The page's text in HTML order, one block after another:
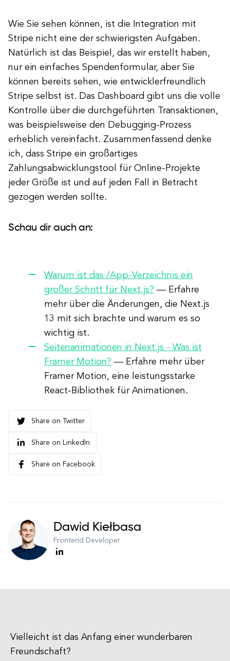
Wie Sie sehen können, ist die Integration mit
Stripe nicht eine der schwierigsten Aufgaben.
Natürlich ist das Beispiel, das wir erstellt haben,
nur ein einfaches Spendenformular, aber Sie
können bereits sehen, wie entwicklerfreundlich
Stripe selbst ist. Das Dashboard gibt uns die volle
Kontrolle über die durchgeführten Transaktionen,
was beispielsweise den Debugging-Prozess
erheblich vereinfacht. Zusammenfassend denke
ich, dass Stripe ein großartiges
Zahlungsabwicklungstool für Online-Projekte
jeder Größe ist und auf jeden Fall in Betracht
gezogen werden sollte.
Schau dir auch an:
Warum ist das /App-Verzeichnis ein
großer Schritt für Next.js? — Erfahre
mehr über die Änderungen, die Next.js
13 mit sich brachte und warum es so
wichtig ist.
Seitenanimationen in Next.js - Was ist
Framer Motion? — Erfahre mehr über
Framer Motion, eine leistungsstarke
React-Bibliothek für Animationen.
Share on Twitter
Share on LinkedIn
Share on Facebook
Dawid Kiełbasa
Frontend Developer
Vielleicht ist das Anfang einer wunderbaren
Freundschaft?